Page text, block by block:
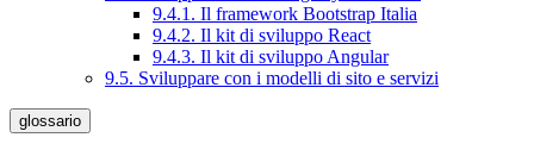
9.4.1. Il framework Bootstrap Italia
9.4.2. Il kit di sviluppo React
9.4.3. Il kit di sviluppo Angular
9.5. Sviluppare con i modelli di sito e servizi
glossario